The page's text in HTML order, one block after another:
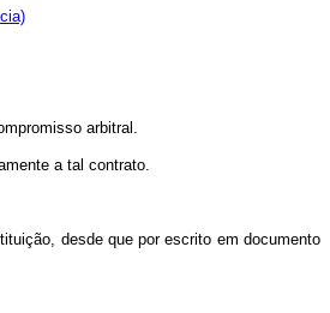
arbitral.
a tal contrato.
desde que por escrito em documento